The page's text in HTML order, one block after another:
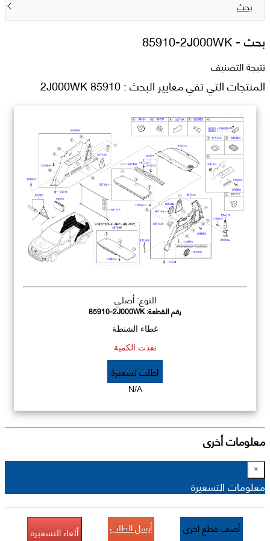
بحث
بحث -85910-2J000WK
نتيجة التصنيف
المنتجات التي تفي معايير البحث : 85910 2J000WK
النوع: أصلي
رقم القطعة:85910-2J000WK
غطاء الشنطة
نفذت الكمية
اطلب تسعيرة
N/A
معلومات أخرى
×
معلومات التسعيرة
أضف قطع اخرى أرسل الطلب ألغاء التسعيرة